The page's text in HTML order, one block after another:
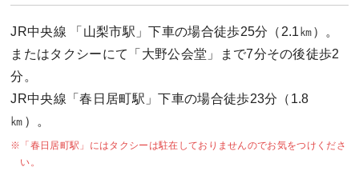
JR中央線 「山梨市駅」下車の場合徒歩25分（2.1㎞）。
またはタクシーにて「大野公会堂」まで7分その後徒歩2
分。
JR中央線「春日居町駅」下車の場合徒歩23分（1.8
㎞）。
「春日居町駅」にはタクシーは駐在しておりませんのでお気をつけくださ
い。